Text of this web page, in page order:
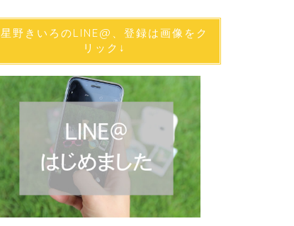
星野きいろのLINE@、登録は画像をク
リック↓